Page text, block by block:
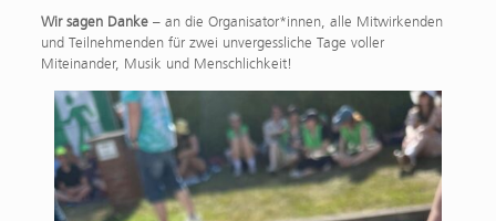
Wir sagen Danke– an die Organisator*innen, alle Mitwirkenden
und Teilnehmenden für zwei unvergessliche Tage voller
Miteinander, Musik und Menschlichkeit!